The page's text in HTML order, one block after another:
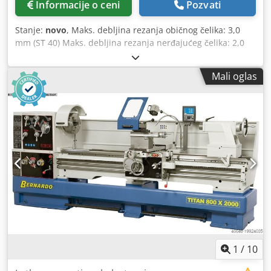
mm / D8 - Stezni disk 450 mm - Fiksna maska - Otvor
diam. maks. 120 mm - 2 saveta za centriranje - Motor sa
magnetnom kočnicom prema CE standardu - Nožna pedala
sa funkcijom kočnice u skladu sa CE - Prvo punjenje sa
Shell Tellus 46 - Rashladne tečnosti uređaj - Brza promena
čelični držač sa 4 umetaka - Zaštitni uređaj za brzu
promenu čeličnog držača - Zamenljivi točkovi - Smanjenje
rukav - Swarf zadnji zid - Kablovsko usmeravanje preko
energetskog lanca - Operativni alat
Informacije o ceni Pozvati
Stanje: novo, Maks. debljina rezanja običnog čelika: 3,0
mm (ST 40) Maks. debljina rezanja nerđajućeg čelika: 2,0
mm (VA) Besprekorno podešavanje ugla rezanja do 90,0°
Dužina noža: 130 x 130 mm Radni sto: 640 x 460 mm
Radna visina: 900 mm Pogonska snaga: pneumatska
Težina: 200 kg Dimenzije (D-Š-V): 600 x 670 x 1270 mm
Karakteristike: - Izrezivanje sa rezom bez srha, bez
deformacije ivica - Kućište mašine od visokokvalitetnog
sivog liva, postolje od čeličnog lima - Noževi od površinski
kaljenog alatnog čelika - Rad sa malim naporom
zahvaljujući pneumatskom pogonu - Upravljanje putem
nožne pedale, omogućava obe ruke slobodne za radni
komad - Veliki radni sto sa ugraviranim skalama - T-
utorima za precizno vođenje zakretnih graničnika - Zaštitni
poklopac ispred sečiva za visoku bezbednost
Cedpfxexcuxke Aaverf Obim isporuke: - 1 set noževa za
Mali oglas
1 / 10